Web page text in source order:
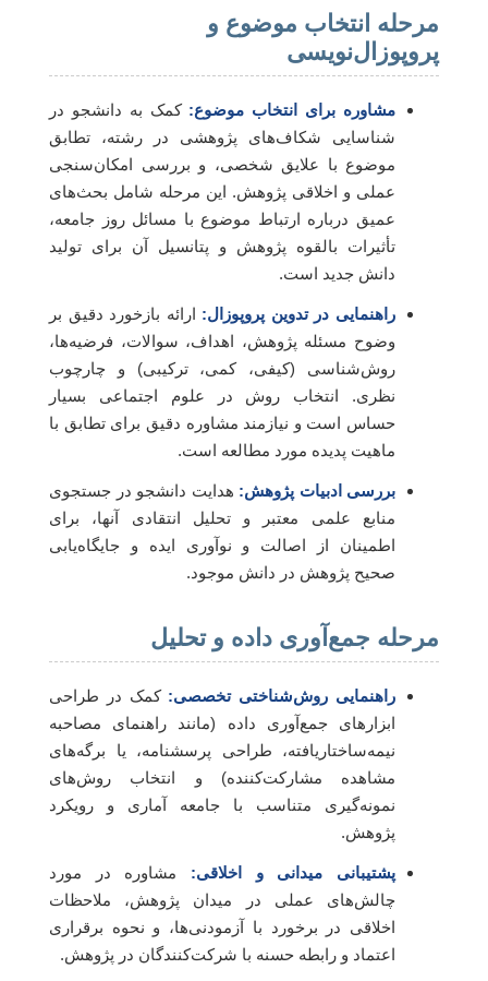
مرحله انتخاب موضوع و
پروپوزال‌نویسی
مشاوره برای انتخاب موضوع: کمک به دانشجو در
شناسایی شکاف‌های پژوهشی در رشته، تطابق
موضوع با علایق شخصی، و بررسی امکان‌سنجی
عملی و اخلاقی پژوهش. این مرحله شامل بحث‌های
عمیق درباره ارتباط موضوع با مسائل روز جامعه،
تأثیرات بالقوه پژوهش و پتانسیل آن برای تولید
دانش جدید است.
راهنمایی در تدوین پروپوزال: ارائه بازخورد دقیق بر
وضوح مسئله پژوهش، اهداف، سوالات، فرضیه‌ها،
روش‌شناسی (کیفی، کمی، ترکیبی) و چارچوب
نظری. انتخاب روش در علوم اجتماعی بسیار
حساس است و نیازمند مشاوره دقیق برای تطابق با
ماهیت پدیده مورد مطالعه است.
بررسی ادبیات پژوهش: هدایت دانشجو در جستجوی
منابع علمی معتبر و تحلیل انتقادی آنها، برای
اطمینان از اصالت و نوآوری ایده و جایگاه‌یابی
صحیح پژوهش در دانش موجود.
مرحله جمع‌آوری داده و تحلیل
راهنمایی روش‌شناختی تخصصی: کمک در طراحی
ابزارهای جمع‌آوری داده (مانند راهنمای مصاحبه
نیمه‌ساختاریافته، طراحی پرسشنامه، یا برگه‌های
مشاهده مشارکت‌کننده) و انتخاب روش‌های
نمونه‌گیری متناسب با جامعه آماری و رویکرد
پژوهش.
پشتیبانی میدانی و اخلاقی: مشاوره در مورد
چالش‌های عملی در میدان پژوهش، ملاحظات
اخلاقی در برخورد با آزمودنی‌ها، و نحوه برقراری
اعتماد و رابطه حسنه با شرکت‌کنندگان در پژوهش.